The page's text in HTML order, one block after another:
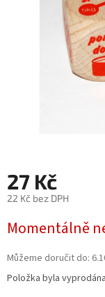
27 Kč
22 Kč bez DPH
cena:
Momentálně
Můžeme doručit do:
Položka byla